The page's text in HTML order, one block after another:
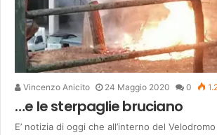
Vincenzo Anicito 24 Maggio 2020 0
…e le sterpaglie bruciano
E’ notizia di oggi che all’interno del